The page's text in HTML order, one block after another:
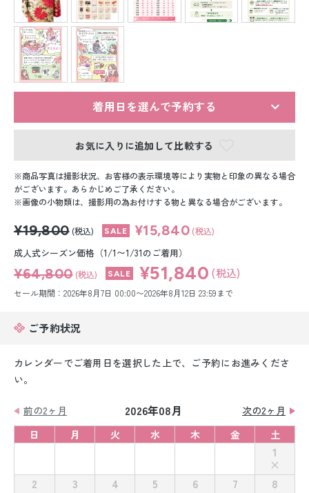
紋付袴レンタル
留袖レンタル
スーツレンタル
色打掛&紋付袴レンタル
白無垢&紋付袴レンタル
小物販売品
着用日を選んで予約する
お気に入りに追加して比較する
商品写真は撮影状況、お客様の表示環境等により実物と印象の異なる場合
がございます。あらかじめご了承ください。
画像の小物類は、撮影用の為お付けする物と異なる場合がございます。
¥19,800 (税込) ¥15,840 (税込)
成人式シーズン価格（1/1〜1/31のご着用）
¥64,800 (税込) ¥51,840 (税込)
セール期間：2026年8月7日 00:00〜2026年8月12日 23:59まで
ご予約状況
カレンダーでご着用日を選択した上で、ご予約にお進みくださ
い。
前の2ヶ月 2026年08月
次の2ヶ月
日
月 火 水 木 金 土
1
2
3 4 5 6 7
8